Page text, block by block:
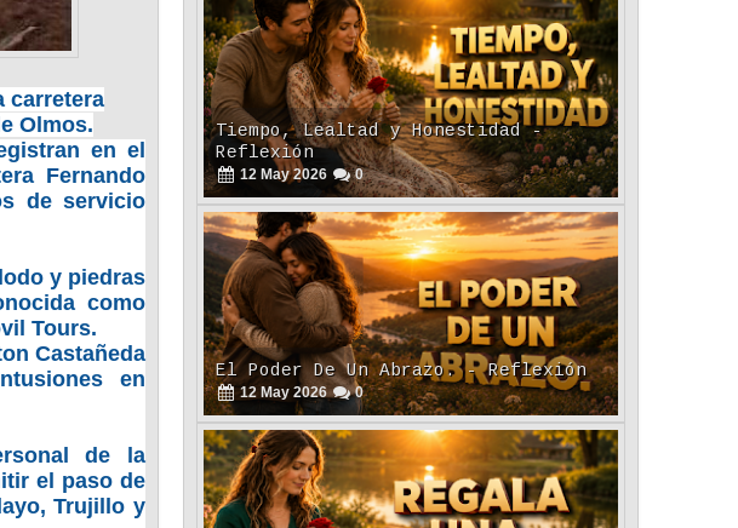
carretera
Olmos.
en el
Fernando
de servicio
y piedras
como
Tours.
Castañeda
en
de la
el paso de
Trujillo y
El Poder De Un Abrazo. - Reflexión
12 May 2026 0
Regala Una Sonrisa - Reflexión
12 May 2026 0